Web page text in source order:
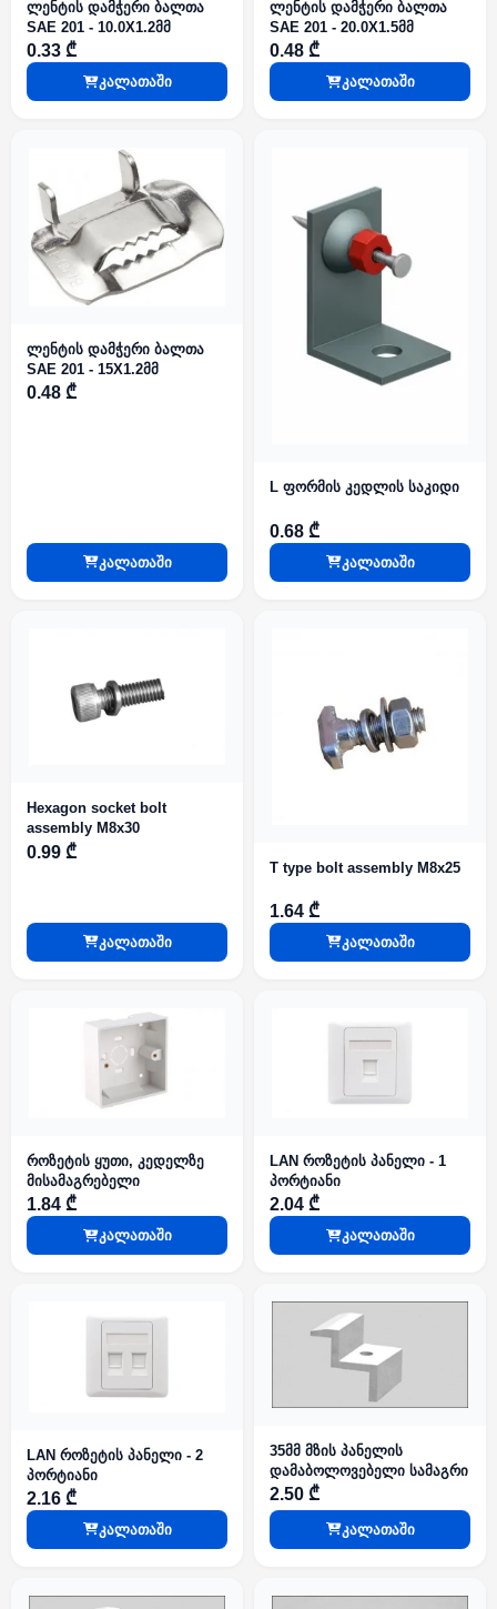
ლენტის დამჭერი ბალთა
SAE 201 - 10.0X1.2მმ
0.33 ₾
კალათაში
ლენტის დამჭერი ბალთა
SAE 201 - 20.0X1.5მმ
0.48 ₾
კალათაში
ლენტის დამჭერი ბალთა
SAE 201 - 15X1.2მმ
0.48 ₾
კალათაში
L ფორმის კედლის საკიდი
0.68 ₾
კალათაში
Hexagon socket bolt
assembly M8x30
0.99 ₾
კალათაში
T type bolt assembly M8x25
1.64 ₾
კალათაში
როზეტის ყუთი, კედელზე
მისამაგრებელი
1.84 ₾
კალათაში
LAN როზეტის პანელი - 1
პორტიანი
2.04 ₾
კალათაში
LAN როზეტის პანელი - 2
პორტიანი
2.16 ₾
კალათაში
35მმ მზის პანელის
დამაბოლოვებელი სამაგრი
2.50 ₾
კალათაში